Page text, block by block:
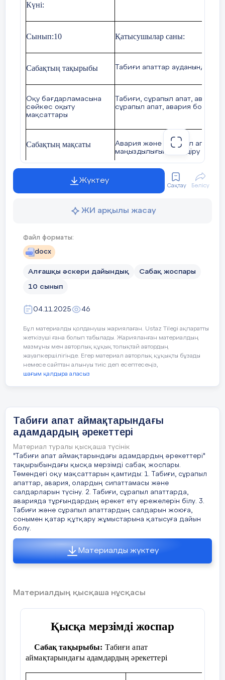
Күні:
Сынып:10 Қатысушылар саны:
Сабақтың тақырыбы Табиғи апаттар ауданындағы
Оқу бағдарламасына
сәйкес оқыту
мақсаттары
Табиғи, сұрапыл апат,
сұрапыл апат, авария
Сабақтың мақсаты
Авария және сұрапыл
маңыздылығын түсіндіру
ұндылықтарға баулу Патриоттық, ұлтжандылық,
Күтілетін нәтиже Оқушылар табиғаи апаттың
Сабақ барысы
Сабақ кезеңі/Уақыты Педагогтің әрекеті
7 мин.
амандасады, түгендейды,
тексереді. Сабақтың
мақсатымен таныстыру.
сұрау
33 минут
Табиғи апаттар – әдетте
төненше сипаттағы және
бұзушы, кейде адам қазасына,
құндылықтардың қирауына,
келетін табиғи
апаттарға жер сілкінісі, су
лай көшкіні , қар көшкіні,
әсіресе орман
жатады.
Жер сілкіну зілзала-
негізінде тектоникалық
жалғасуы мүмкін. Толтыру,
салдарынан орын алған жер
және жерасты дүмпілері.
келуі үйлер мен
тораптар қирандылар астында
шыққан газ салдарынан
ықтимал.
Су тасқыны – қар еру, нөсер,
ығыстыруы кезіндегі
Жүктеу
Сақтау Бөлісу
ЖИ арқылы жасау
Файл форматы:
docx
Алғашқы әскери дайындық Сабақ жоспары
10 сынып
04.11.2025 46
Бұл материалды қолданушы жариялаған. Ustaz Tilegi ақпаратты
жеткізуші ғана болып табылады. Жарияланған материалдың
мазмұны мен авторлық құқық толықтай автордың
жауапкершілігінде. Егер материал авторлық құқықты бұзады
немесе сайттан алынуы тиіс деп есептесеңіз,
шағым қалдыра аласыз
Табиғи апат аймақтарындағы
адамдардың әрекеттері
Материал туралы қысқаша түсінік
"Табиғи апат аймақтарындағы адамдардың әрекеттері"
тақырыбындағы қысқа мерзімді сабақ жоспары.
Төмендегі оқу мақсаттарын қамтиды: 1. Табиғи, сұрапыл
апаттар, авария, олардың сипаттамасы жəне
салдарларын түсіну. 2. Табиғи, сұрапыл апаттарда,
аварияда тұрғындардың əрекет ету ережелерін білу. 3.
Табиғи және сұрапыл апаттардың салдарын жоюға,
сонымен қатар құтқару жұмыстарына қатысуға дайын
болу.
Материалды жүктеу
Материалдың қысқаша нұсқасы
Қысқа мерзімді жоспар
Сабақ тақырыбы: Табиғи апат
аймақтарындағы адамдардың әрекеттері